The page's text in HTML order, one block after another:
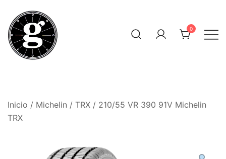
contenido
0
Inicio / Michelin / TRX / 210/55 VR 390 91V Michelin
TRX